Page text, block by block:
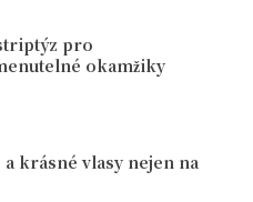
pro
okamžiky
a krásné vlasy nejen na